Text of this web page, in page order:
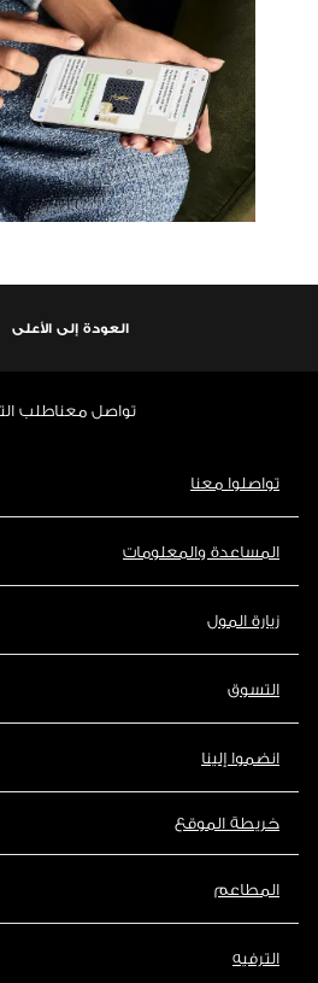
العودة إلى الأعلى
تواصل معناطلب
تواصلوا معنا
المساعدة والمعلومات
زيارة المول
التسوق
انضموا إلينا
خريطة الموقع
المطاعم
الترفيه